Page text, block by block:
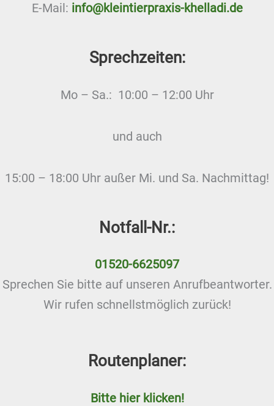
E-Mail: info@kleintierpraxis-khelladi.de
Sprechzeiten:
Mo – Sa.: 10:00 – 12:00 Uhr
und auch
15:00 – 18:00 Uhr außer Mi. und Sa. Nachmittag!
Notfall-Nr.:
01520-6625097
Sprechen Sie bitte auf unseren Anrufbeantworter.
Wir rufen schnellstmöglich zurück!
Routenplaner:
Bitte hier klicken!